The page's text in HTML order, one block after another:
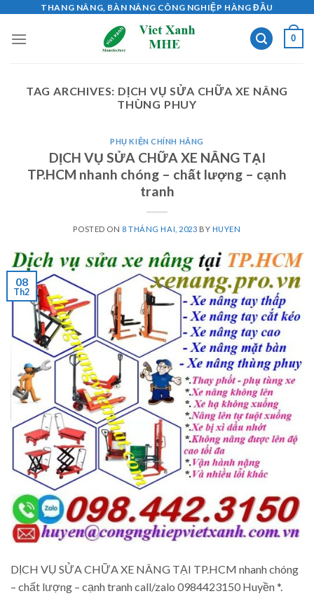
content
THANG NÂNG, BÀN NÂNG CÔNG NGHIỆP HÀNG ĐẦU
0
TAG ARCHIVES: DỊCH VỤ SỬA CHỮA XE NÂNG
THÙNG PHUY
PHỤ KIỆN CHÍNH HÃNG
DỊCH VỤ SỬA CHỮA XE NÂNG TẠI
TP.HCM nhanh chóng – chất lượng – cạnh
tranh
POSTED ON 8 THÁNG HAI, 2023 BY HUYEN
08
Th2
DỊCH VỤ SỬA CHỮA XE NÂNG TẠI TP.HCM nhanh chóng
– chất lượng – cạnh tranh call/zalo 0984423150 Huyền *.